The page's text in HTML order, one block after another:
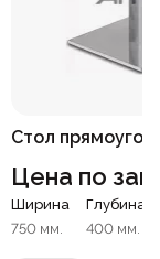
Стол
Цена по
Ширина
750 мм.
Глубина
400 мм.